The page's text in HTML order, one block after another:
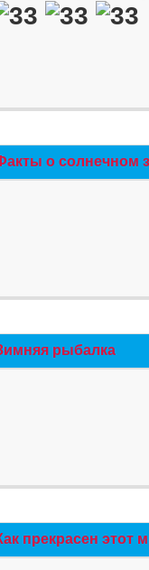
о солнечном
рыбалка
прекрасен этот